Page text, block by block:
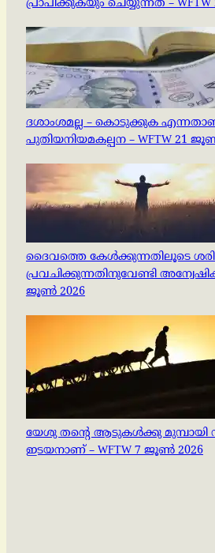
പ്രാപിക്കുകയും ചെയ്യുന്നത് –
ദശാംശമല്ല – കൊടുക്കുക
പുതിയനിയമകല്പന – WFTW 21
ദൈവത്തെ കേൾക്കുന്നതിലൂടെ
പ്രവചിക്കുന്നതിനുവേണ്ടി
ജൂൺ 2026
യേശു തൻ്റെ ആടുകൾക്കു മുമ്പായി
ഇടയനാണ് – WFTW 7 ജൂൺ 2026